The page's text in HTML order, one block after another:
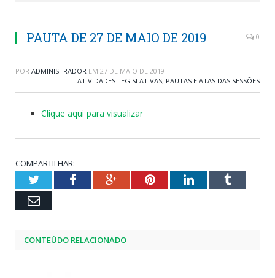
PAUTA DE 27 DE MAIO DE 2019 0
POR ADMINISTRADOR EM 27 DE MAIO DE 2019
ATIVIDADES LEGISLATIVAS, PAUTAS E ATAS DAS SESSÕES
Clique aqui para visualizar
COMPARTILHAR:
TwitterFacebookGoogle+PinterestLinkedInTumblr
Email
CONTEÚDO RELACIONADO